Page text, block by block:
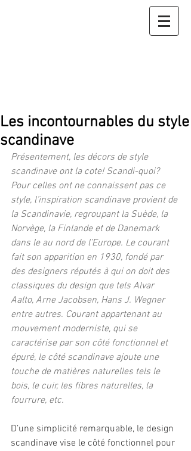
Les incontournables du style
scandinave
Présentement, les décors de style
scandinave ont la cote! Scandi-quoi?
Pour celles ont ne connaissent pas ce
style, l’inspiration scandinave provient de
la Scandinavie, regroupant la Suède, la
Norvège, la Finlande et de Danemark
dans le au nord de l’Europe. Le courant
fait son apparition en 1930, fondé par
des designers réputés à qui on doit des
classiques du design que tels Alvar
Aalto, Arne Jacobsen, Hans J. Wegner
entre autres. Courant appartenant au
mouvement moderniste, qui se
caractérise par son côté fonctionnel et
épuré, le côté scandinave ajoute une
touche de matières naturelles tels le
bois, le cuir, les fibres naturelles, la
fourrure, etc.
D’une simplicité remarquable, le design
scandinave vise le côté fonctionnel pour